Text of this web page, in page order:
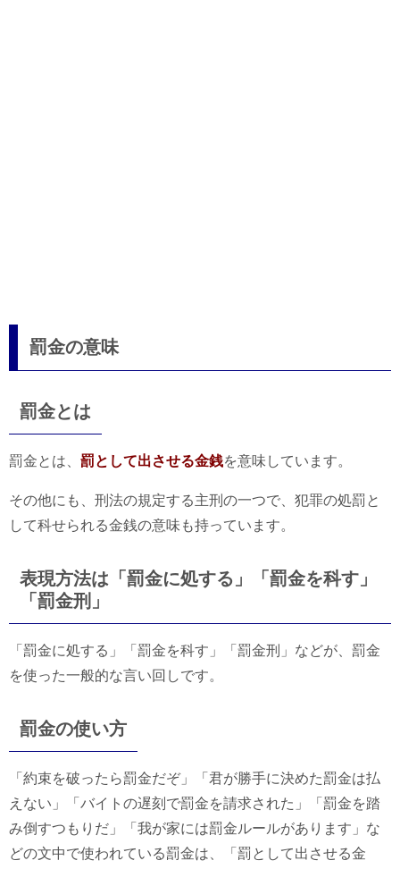
罰金の意味
罰金とは
罰金とは、 罰として出させる金銭を意味しています。
その他にも、刑法の規定する主刑の一つで、犯罪の処罰と
して科せられる金銭の意味も持っています。
表現方法は「罰金に処する」「罰金を科す」
「罰金刑」
「罰金に処する」「罰金を科す」「罰金刑」などが、罰金
を使った一般的な言い回しです。
罰金の使い方
「約束を破ったら罰金だぞ」「君が勝手に決めた罰金は払
えない」「バイトの遅刻で罰金を請求された」「罰金を踏
み倒すつもりだ」「我が家には罰金ルールがあります」な
どの文中で使われている罰金は、「罰として出させる金